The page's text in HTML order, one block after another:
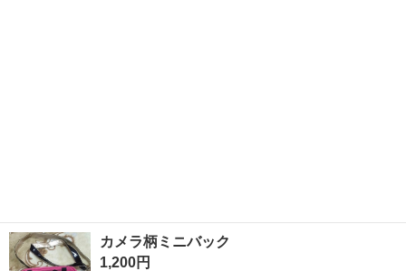
カメラ柄ミニバック
1,200円